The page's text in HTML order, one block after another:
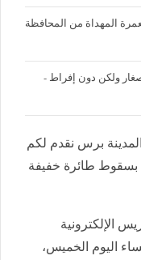
المهداة من المحافظة
ولكن دون إفراط -
برس نقدم لكم
بسقوط طائرة خفيفة
الإلكترونية
اليوم الخميس،